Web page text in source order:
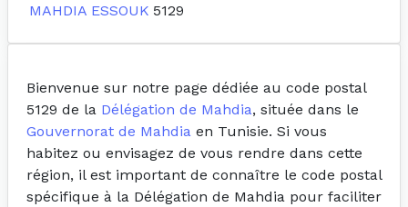
MAHDIA ESSOUK 5129
Bienvenue sur notre page dédiée au code postal
5129 de la Délégation de Mahdia, située dans le
Gouvernorat de Mahdia en Tunisie. Si vous
habitez ou envisagez de vous rendre dans cette
région, il est important de connaître le code postal
spécifique à la Délégation de Mahdia pour faciliter